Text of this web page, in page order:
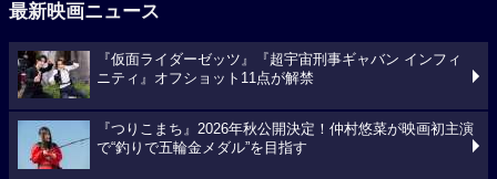
最新映画ニュース
『仮面ライダーゼッツ』『超宇宙刑事ギャバン インフィ
ニティ』オフショット11点が解禁
『つりこまち』2026年秋公開決定！仲村悠菜が映画初主演
で“釣りで五輪金メダル”を目指す